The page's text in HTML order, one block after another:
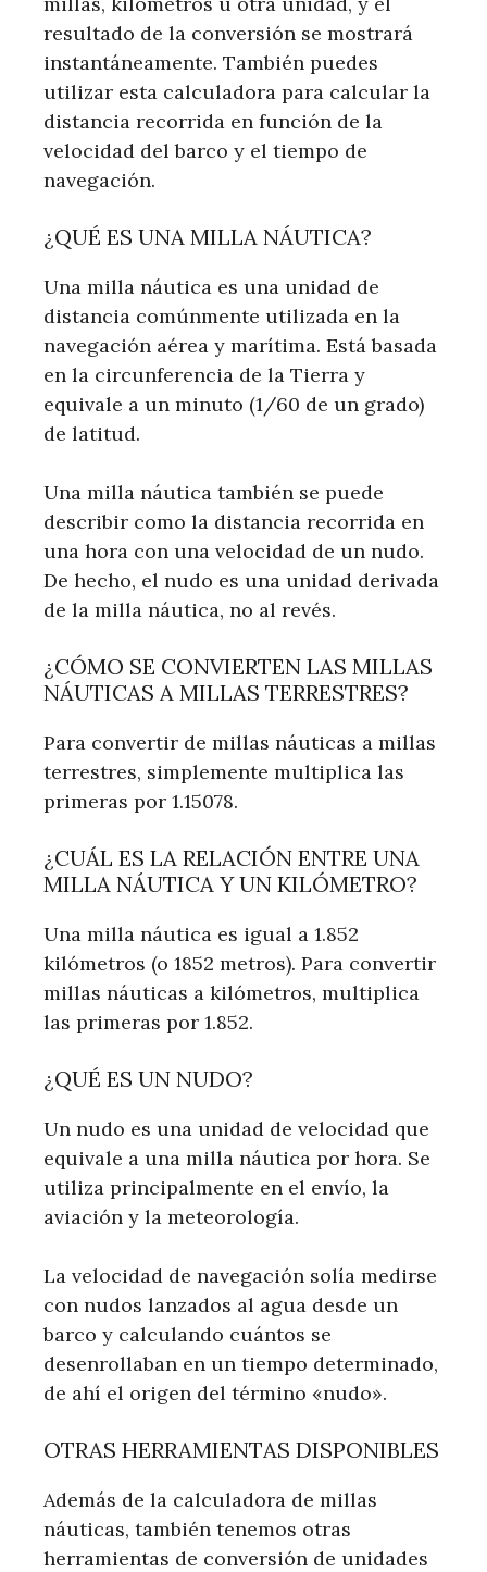
resultado de la conversión se mostrará
instantáneamente. También puedes
utilizar esta calculadora para calcular la
distancia recorrida en función de la
velocidad del barco y el tiempo de
navegación.
¿QUÉ ES UNA MILLA NÁUTICA?
Una milla náutica es una unidad de
distancia comúnmente utilizada en la
navegación aérea y marítima. Está basada
en la circunferencia de la Tierra y
equivale a un minuto (1/60 de un grado)
de latitud.
Una milla náutica también se puede
describir como la distancia recorrida en
una hora con una velocidad de un nudo.
De hecho, el nudo es una unidad derivada
de la milla náutica, no al revés.
¿CÓMO SE CONVIERTEN LAS MILLAS
NÁUTICAS A MILLAS TERRESTRES?
Para convertir de millas náuticas a millas
terrestres, simplemente multiplica las
primeras por 1.15078.
¿CUÁL ES LA RELACIÓN ENTRE UNA
MILLA NÁUTICA Y UN KILÓMETRO?
Una milla náutica es igual a 1.852
kilómetros (o 1852 metros). Para convertir
millas náuticas a kilómetros, multiplica
las primeras por 1.852.
¿QUÉ ES UN NUDO?
Un nudo es una unidad de velocidad que
equivale a una milla náutica por hora. Se
utiliza principalmente en el envío, la
aviación y la meteorología.
La velocidad de navegación solía medirse
con nudos lanzados al agua desde un
barco y calculando cuántos se
desenrollaban en un tiempo determinado,
de ahí el origen del término «nudo».
OTRAS HERRAMIENTAS DISPONIBLES
Además de la calculadora de millas
náuticas, también tenemos otras
herramientas de conversión de unidades